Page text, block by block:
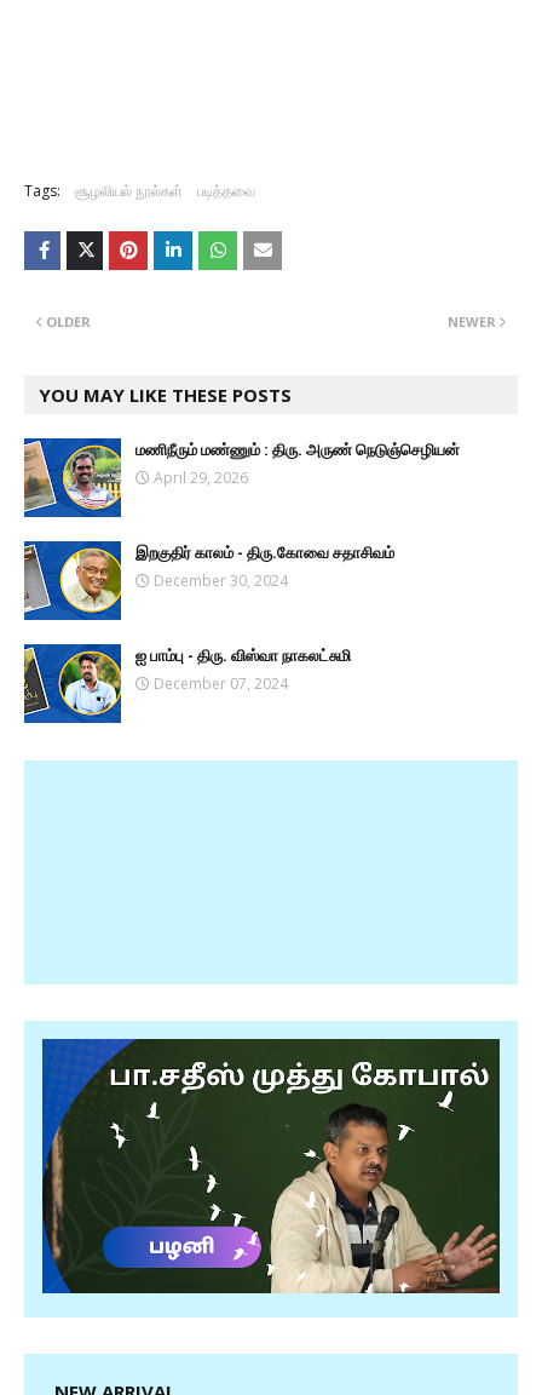
Tags: சூழலியல் நூல்கள் படித்தவை
NEWER
OLDER
YOU MAY LIKE THESE POSTS
மணிநீரும் மண்ணும் : திரு. அருண் நெடுஞ்செழியன்
April 29, 2026
இறகுதிர் காலம் - திரு.கோவை சதாசிவம்
December 30, 2024
ஐ பாம்பு - திரு. விஸ்வா நாகலட்சுமி
December 07, 2024